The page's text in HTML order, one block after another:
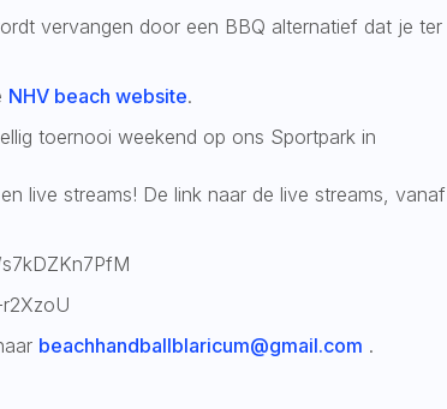
vervangen door een BBQ alternatief dat je ter
NHV beach website.
toernooi weekend op ons Sportpark in
live streams! De link naar de live streams, vanaf
beachhandballblaricum@gmail.com .